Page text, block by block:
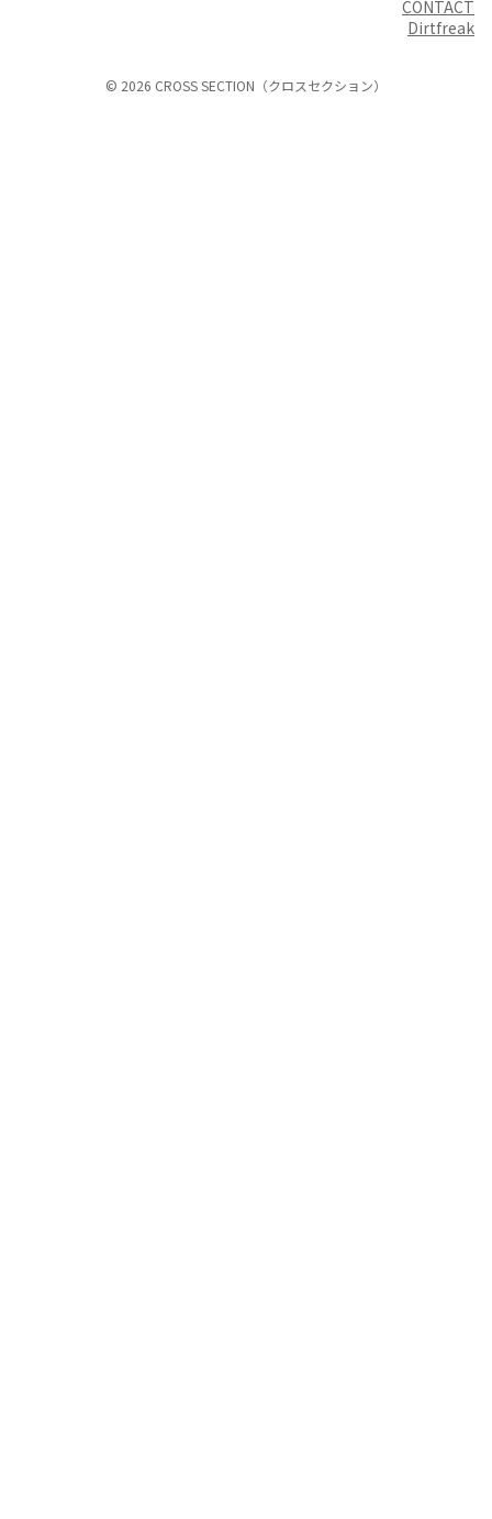
CONTACT
Dirtfreak
© 2026 CROSS SECTION（クロスセクション）